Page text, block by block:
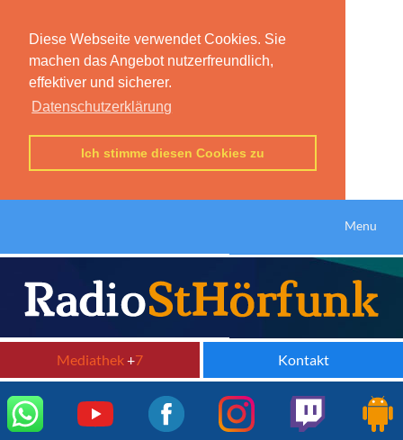
Diese Webseite verwendet Cookies. Sie
machen das Angebot nutzerfreundlich,
effektiver und sicherer.
Datenschutzerklärung
Ich stimme diesen Cookies zu
Menu
Mediathek+7 Kontakt